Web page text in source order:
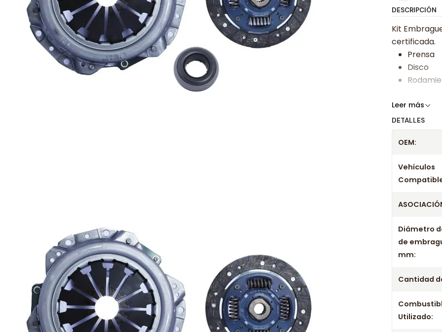
DESCRIPCIÓN
Kit
certificada.
Prensa
Disco
Somos
Leer más
DETALLES
OEM:
Vehículos
Diámetro
de
mm:
Cantidad
Utilizado: